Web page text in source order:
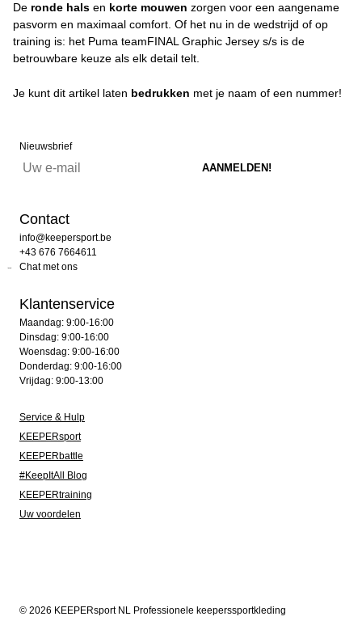
De ronde hals en korte mouwen zorgen voor een aangename
pasvorm en maximaal comfort. Of het nu in de wedstrijd of op
training is: het Puma teamFINAL Graphic Jersey s/s is de
betrouwbare keuze als elk detail telt.
Je kunt dit artikel laten bedrukken met je naam of een nummer!
Nieuwsbrief
Contact
info@keepersport.be
+43 676 7664611
Chat met ons
Klantenservice
Maandag: 9:00-16:00
Dinsdag: 9:00-16:00
Woensdag: 9:00-16:00
Donderdag: 9:00-16:00
Vrijdag: 9:00-13:00
Service & Hulp
KEEPERsport
KEEPERbattle
#KeepItAll Blog
KEEPERtraining
Uw voordelen
© 2026 KEEPERsport NL Professionele keeperssportkleding